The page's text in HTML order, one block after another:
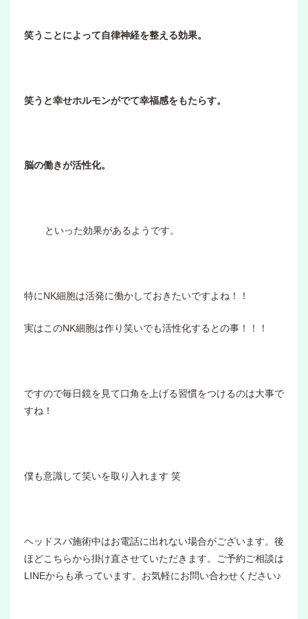
笑うことによって自律神経を整える効果。
笑うと幸せホルモンがでて幸福感をもたらす。
脳の働きが活性化。
といった効果があるようです。
特にNK細胞は活発に働かしておきたいですよね！！
実はこのNK細胞は作り笑いでも活性化するとの事！！！
ですので毎日鏡を見て口角を上げる習慣をつけるのは大事で
すね！
僕も意識して笑いを取り入れます 笑
ヘッドスパ施術中はお電話に出れない場合がございます。後
ほどこちらから掛け直させていただきます。ご予約ご相談は
LINEからも承っています。お気軽にお問い合わせください♪